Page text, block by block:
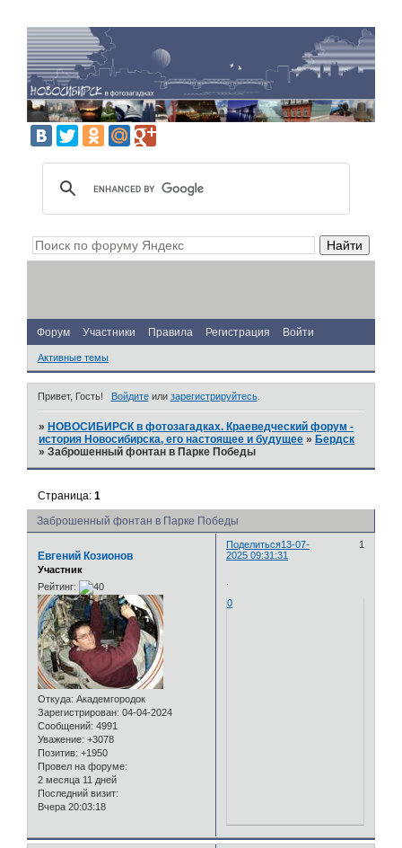
Форум Участники Правила Регистрация Войти
Активные темы
Привет, Гость! Войдитеили зарегистрируйтесь.
» НОВОСИБИРСК в фотозагадках. Краеведческий форум -
история Новосибирска, его настоящее и будущее » Бердск
»Заброшенный фонтан в Парке Победы
Заброшенный фонтан в Парке Победы
Страница:1
Поделиться 1
13-07-
2025 09:31:31
Евгений Козионов
Участник
Рейтинг:
Откуда: Академгородок
Зарегистрирован: 04-04-2024
Сообщений: 4991
Уважение: +3078
Позитив: +1950
Провел на форуме:
2 месяца 11 дней
Последний визит:
Вчера 20:03:18
0